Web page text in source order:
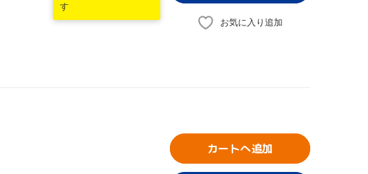
す
お気に入り追加
カートへ追加